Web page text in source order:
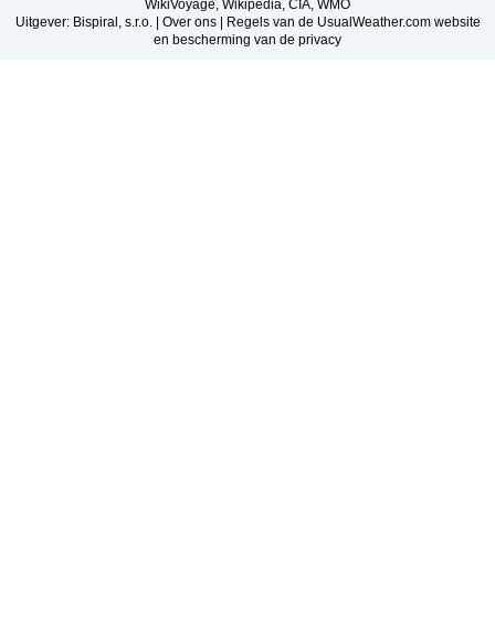
WikiVoyage, Wikipedia, CIA, WMO
Uitgever: Bispiral, s.r.o. | Over ons| Regels van de UsualWeather.com website
en bescherming van de privacy